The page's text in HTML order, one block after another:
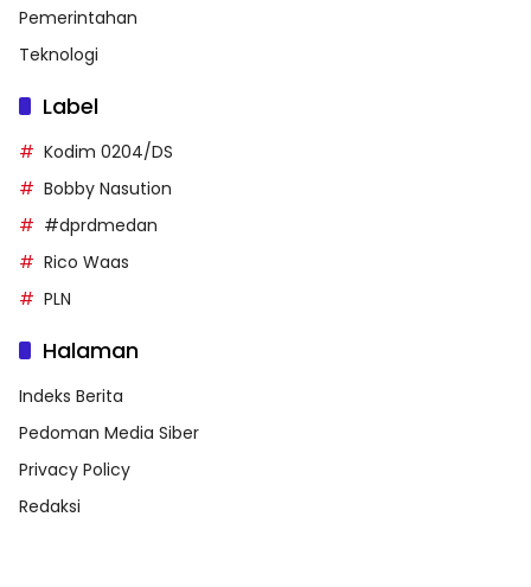
Pemerintahan
Teknologi
Label
Kodim 0204/DS
Bobby Nasution
#dprdmedan
Rico Waas
PLN
Halaman
Indeks Berita
Pedoman Media Siber
Privacy Policy
Redaksi